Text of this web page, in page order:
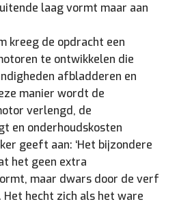
laag vormt maar aan
kreeg de opdracht een
te ontwikkelen die
afbladderen en
manier wordt de
verlengd, de
en onderhoudskosten
geeft aan: ‘Het bijzondere
het geen extra
maar dwars door de verf
hecht zich als het ware